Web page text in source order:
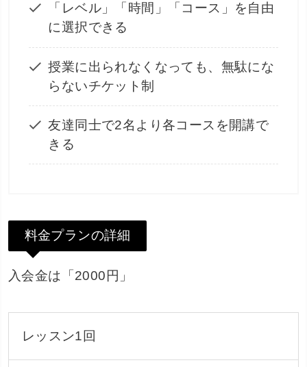
「レベル」「時間」「コース」を自由
に選択できる
授業に出られなくなっても、無駄にな
らないチケット制
友達同士で2名より各コースを開講で
きる
料金プランの詳細
入会金は「2000円」
レッスン1回